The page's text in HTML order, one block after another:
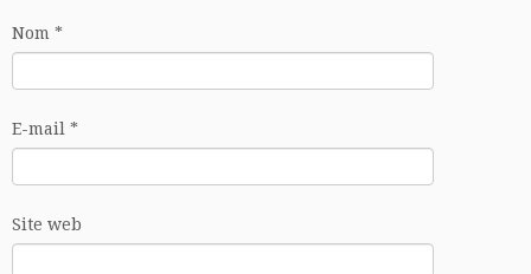
Nom *
E-mail *
Site web